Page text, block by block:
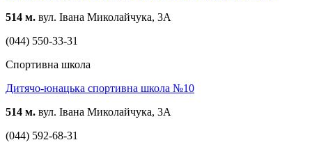
514 м. вул. Івана Миколайчука, 3А
(044) 550-33-31
Спортивна школа
Дитячо-юнацька спортивна школа №10
514 м. вул. Івана Миколайчука, 3А
(044) 592-68-31